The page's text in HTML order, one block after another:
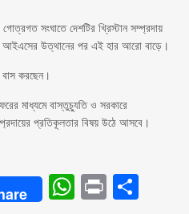
সংঘাতে দেশটির খ্রিস্টান সম্প্রদায়
আইএসের উত্থানের পর এই হার আরো বাড়ে।
বাস করছেন।
মাধ্যমে বাস্তুচ্যুতি ও সরকারে
প্রতিকূলতার বিষয় উঠে আসবে।
Print